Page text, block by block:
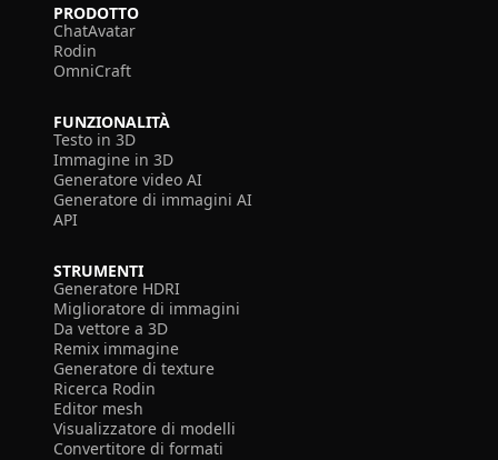
PRODOTTO
ChatAvatar
Rodin
OmniCraft
FUNZIONALITÀ
Testo in 3D
Immagine in 3D
Generatore video AI
Generatore di immagini AI
API
STRUMENTI
Generatore HDRI
Miglioratore di immagini
Da vettore a 3D
Remix immagine
Generatore di texture
Ricerca Rodin
Editor mesh
Visualizzatore di modelli
Convertitore di formati